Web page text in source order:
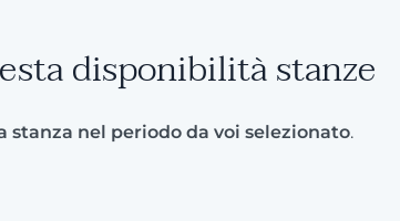
disponibilità stanze
nel periodo da voi selezionato.